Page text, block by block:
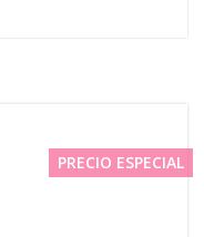
PRECIO ESPECIAL